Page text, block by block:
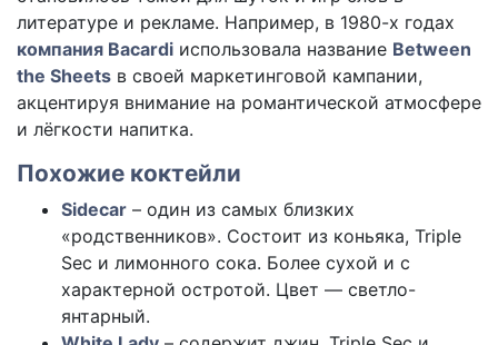
литературе и рекламе. Например, в 1980-х годах
компания Bacardi использовала название Between
the Sheets в своей маркетинговой кампании,
акцентируя внимание на романтической атмосфере
и лёгкости напитка.
Похожие коктейли
Sidecar – один из самых близких
«родственников». Состоит из коньяка, Triple
Sec и лимонного сока. Более сухой и с
характерной остротой. Цвет — светло-
янтарный.